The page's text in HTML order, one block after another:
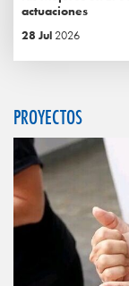
actuaciones
28 Jul 2026
PROYECTOS